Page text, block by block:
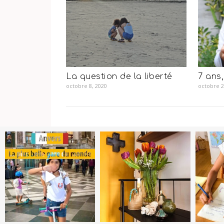
La question de la liberté
octobre 8, 2020
7
octobre